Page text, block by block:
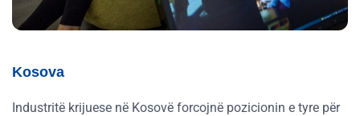
Kosova
Industritë krijuese në Kosovë forcojnë pozicionin e tyre për